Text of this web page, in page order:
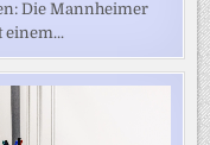
Die Mannheimer